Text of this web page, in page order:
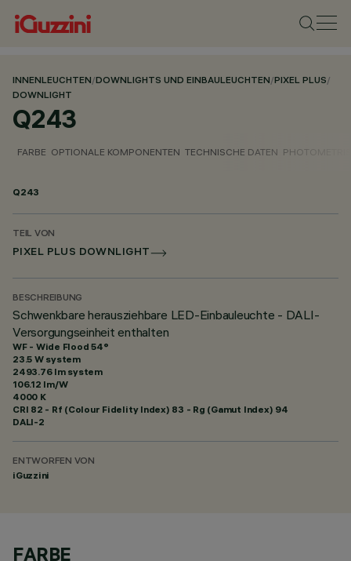
INNENLEUCHTEN/DOWNLIGHTS UND EINBAULEUCHTEN/PIXEL PLUS/
DOWNLIGHT
Q243
FARBE OPTIONALE KOMPONENTEN TECHNISCHE DATEN
Q243
TEIL VON
PIXEL PLUS DOWNLIGHT
BESCHREIBUNG
Schwenkbare herausziehbare LED-Einbauleuchte - DALI-
Versorgungseinheit enthalten
WF - Wide Flood 54°
23.5 W system
2493.76 lm system
106.12 lm/W
4000 K
CRI 82 - Rf (Colour Fidelity Index) 83 - Rg (Gamut Index) 94
DALI-2
ENTWORFEN VON
iGuzzini
FARBE